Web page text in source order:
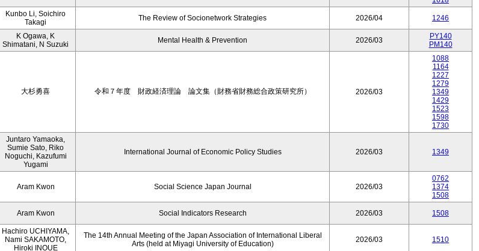
Kunbo Li, Soichiro
Takagi
The Review of Socionetwork Strategies 2026/04 1246
K Ogawa, K
Shimatani, N Suzuki
Mental Health & Prevention 2026/03
PY140
PM140
大杉勇喜 令和７年度 財政経済理論 論文集（財務省財務総合政策研究所） 2026/03
1088
1164
1227
1279
1349
1429
1523
1598
1730
Juntaro Yamaoka,
Sumie Sato, Riko
Noguchi, Kazufumi
Yugami
International Journal of Economic Policy Studies 2026/03 1349
Aram Kwon Social Science Japan Journal 2026/03
0762
1374
1508
Aram Kwon Social Indicators Research 2026/03 1508
Hachiro UCHIYAMA,
Nami SAKAMOTO,
Hiroki INOUE
The 14th Annual Meeting of the Japan Association of International Liberal
Arts (held at Miyagi University of Education)
2026/03 1510